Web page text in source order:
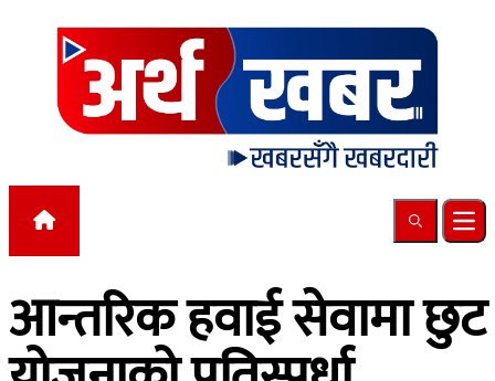
Skip to content
Search
आन्तरिक हवाई सेवामा छुट